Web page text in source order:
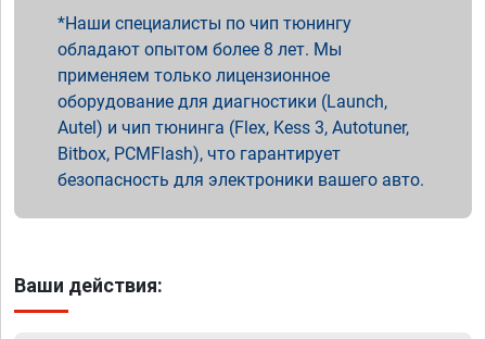
Наши специалисты по чип тюнингу
обладают опытом более 8 лет. Мы
применяем только лицензионное
оборудование для диагностики (Launch,
Autel) и чип тюнинга (Flex, Kess 3, Autotuner,
Bitbox, PCMFlash), что гарантирует
безопасность для электроники вашего авто.
Ваши действия: